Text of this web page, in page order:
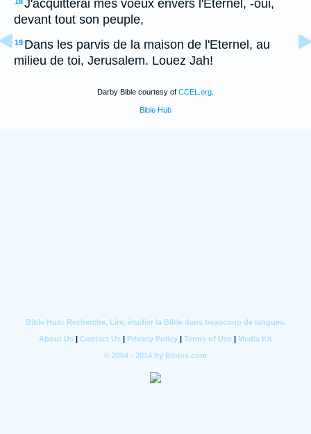
J'acquitterai mes voeux envers l'Eternel, -oui,
devant tout son peuple,
19 Dans les parvis de la maison de l'Eternel, au
milieu de toi, Jerusalem. Louez Jah!
Darby Bible courtesy of CCEL.org
Bible Hub